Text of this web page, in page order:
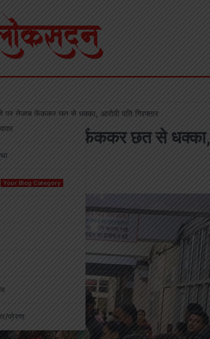
Your Blog Category
प्रेरणा
पर तेजाब फेंककर छत से धक्का, आरोपी पति गिरफ्तार
पर तेजाब फेंककर छत से धक्का,